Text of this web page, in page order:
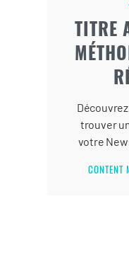
TITRE
trouver
votre
CONTENT